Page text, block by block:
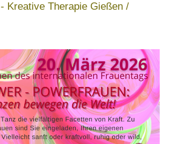
Kreative Therapie Gießen /